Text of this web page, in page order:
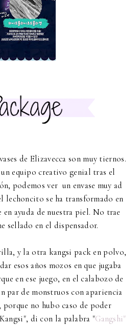
de Elizavecca son muy tiernos.
equipo creativo genial tras el
podemos ver un envase muy ad
lechoncito se ha transformado en
ayuda de nuestra piel. No trae
sellado en el dispensador.
y la otra kangsi pack en polvo,
esos años mozos en que jugaba
en ese juego, en el calabozo de
par de monstruos con apariencia
porque no hubo caso de poder
di con la palabra "Gangshi"